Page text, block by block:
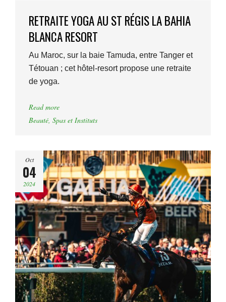
RETRAITE YOGA AU ST RÉGIS LA BAHIA
BLANCA RESORT
Au Maroc, sur la baie Tamuda, entre Tanger et
Tétouan ; cet hôtel-resort propose une retraite
de yoga.
Read more
Beauté, Spas et Instituts
Oct
04
2024